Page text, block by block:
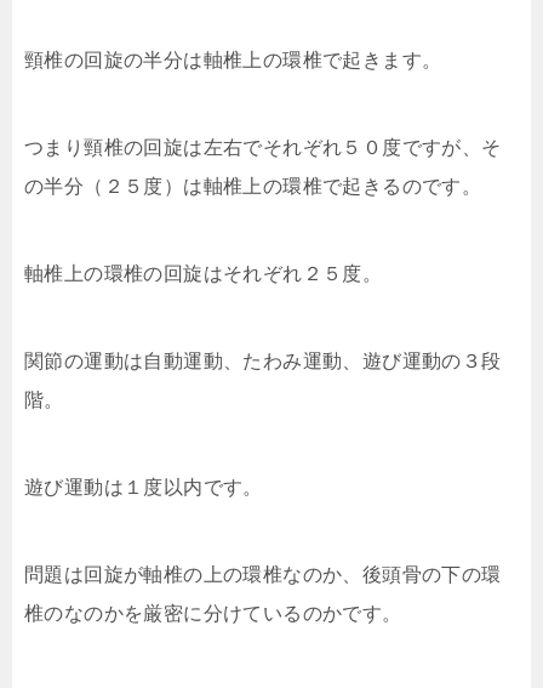
頸椎の回旋の半分は軸椎上の環椎で起きます。
つまり頸椎の回旋は左右でそれぞれ５０度ですが、そ
の半分（２５度）は軸椎上の環椎で起きるのです。
軸椎上の環椎の回旋はそれぞれ２５度。
関節の運動は自動運動、たわみ運動、遊び運動の３段
階。
遊び運動は１度以内です。
問題は回旋が軸椎の上の環椎なのか、後頭骨の下の環
椎のなのかを厳密に分けているのかです。